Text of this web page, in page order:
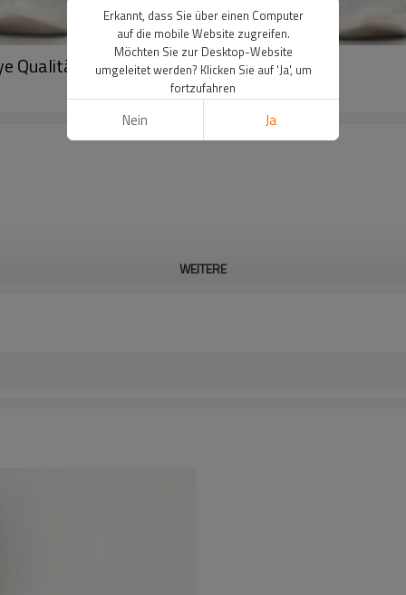
Qualität Leggings Großhandel
WEITERE
Erkannt, dass Sie über einen Computer
auf die mobile Website zugreifen.
Möchten Sie zur Desktop-Website
umgeleitet werden? Klicken Sie auf 'Ja', um
fortzufahren
Nein Ja